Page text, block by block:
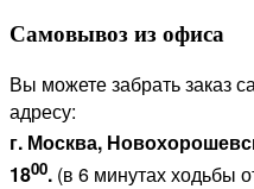
Самовывоз из офиса
Вы можете забрать заказ
адресу:
г. Москва,
1800. (в 6 минутах ходьбы